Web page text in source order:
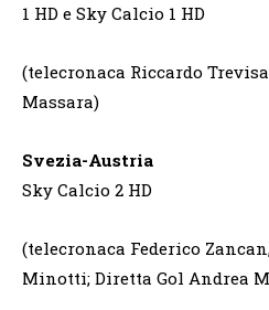
1 HD e Sky Calcio 1 HD
(telecronaca Riccardo
Massara)
Svezia-Austria Sky
Sky Calcio 2 HD
(telecronaca Federico
Minotti; Diretta Gol Andrea